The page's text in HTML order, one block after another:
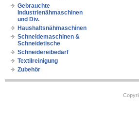
Gebrauchte
Industrienähmaschinen
und Div.
Haushaltsnähmaschinen
Schneidemaschinen &
Schneidetische
Schneidereibedarf
Textilreinigung
Zubehör